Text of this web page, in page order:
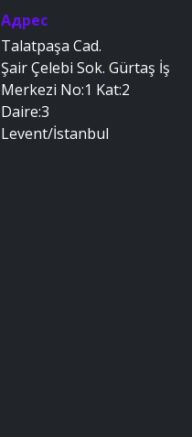
Адрес
Talatpaşa Cad.
Şair Çelebi Sok. Gürtaş İş
Merkezi No:1 Kat:2
Daire:3
Levent/İstanbul